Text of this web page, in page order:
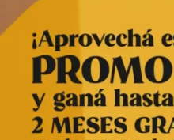
¡contáctanos!
7. Tómalo con calma
Cuando te enfrentas a
tomes el proceso con
algunos puntos a tener en